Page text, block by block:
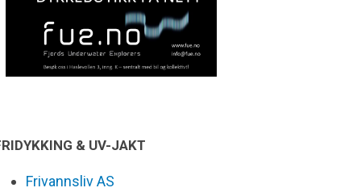
& UV-JAKT
Frivannsliv AS